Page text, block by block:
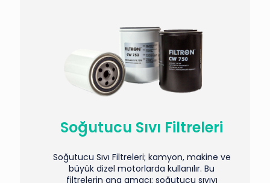
Soğutucu Sıvı Filtreleri
Soğutucu Sıvı Filtreleri; kamyon, makine ve
büyük dizel motorlarda kullanılır. Bu
filtrelerin ana amacı; soğutucu sıvıyı